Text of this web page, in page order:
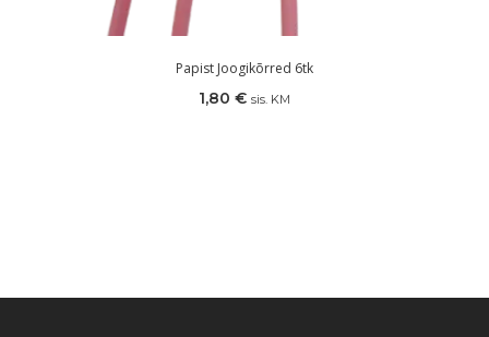
Papist Joogikõrred 6tk
1,80 € sis. KM